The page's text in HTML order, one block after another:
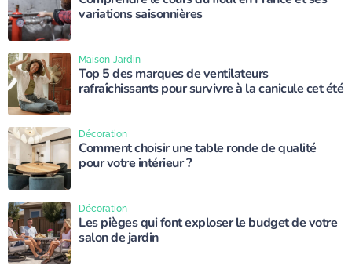
variations saisonnières
Top 5 des marques de ventilateurs
rafraîchissants pour survivre à la canicule cet été
Maison-Jardin
Comment choisir une table ronde de qualité
pour votre intérieur ?
Décoration
Les pièges qui font exploser le budget de votre
salon de jardin
Décoration